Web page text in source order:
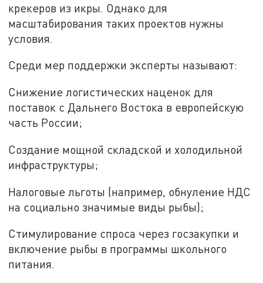
крекеров из икры. Однако для
масштабирования таких проектов нужны
условия.
Среди мер поддержки эксперты называют:
Снижение логистических наценок для
поставок с Дальнего Востока в европейскую
часть России;
Создание мощной складской и холодильной
инфраструктуры;
Налоговые льготы (например, обнуление НДС
на социально значимые виды рыбы);
Стимулирование спроса через госзакупки и
включение рыбы в программы школьного
питания.